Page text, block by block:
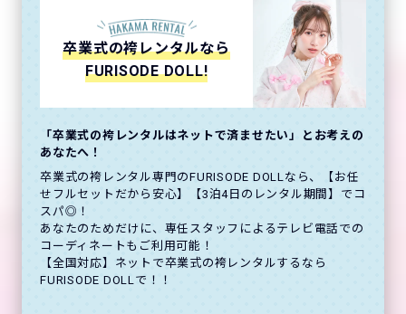
卒業式の袴レンタルなら
FURISODE DOLL!
「卒業式の袴レンタルはネットで済ませたい」とお考えの
あなたへ！
卒業式の袴レンタル専門のFURISODE DOLLなら、【お任
せフルセットだから安心】【3泊4日のレンタル期間】でコ
スパ◎！
あなたのためだけに、専任スタッフによるテレビ電話での
コーディネートもご利用可能！
【全国対応】ネットで卒業式の袴レンタルするなら
FURISODE DOLLで！！